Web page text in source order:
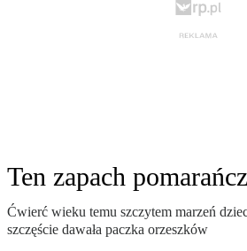
Ten zapach
Ćwierć wieku temu szczytem marzeń
szczęście dawała paczka orzeszków